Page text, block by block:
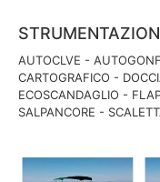
AUTOCLVE -
CARTOGRAFICO -
ECOSCANDAGLIO -
SALPANCORE -